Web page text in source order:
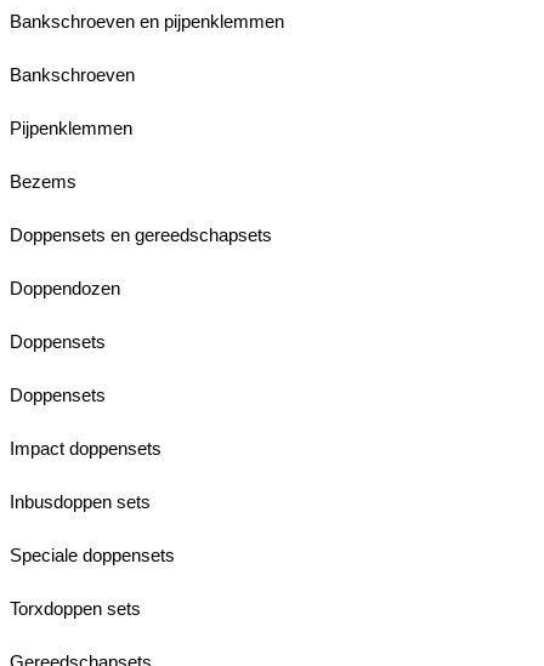
Bankschroeven en pijpenklemmen
Bankschroeven
Pijpenklemmen
Bezems
Doppensets en gereedschapsets
Doppendozen
Doppensets
Doppensets
Impact doppensets
Inbusdoppen sets
Speciale doppensets
Torxdoppen sets
Gereedschapsets